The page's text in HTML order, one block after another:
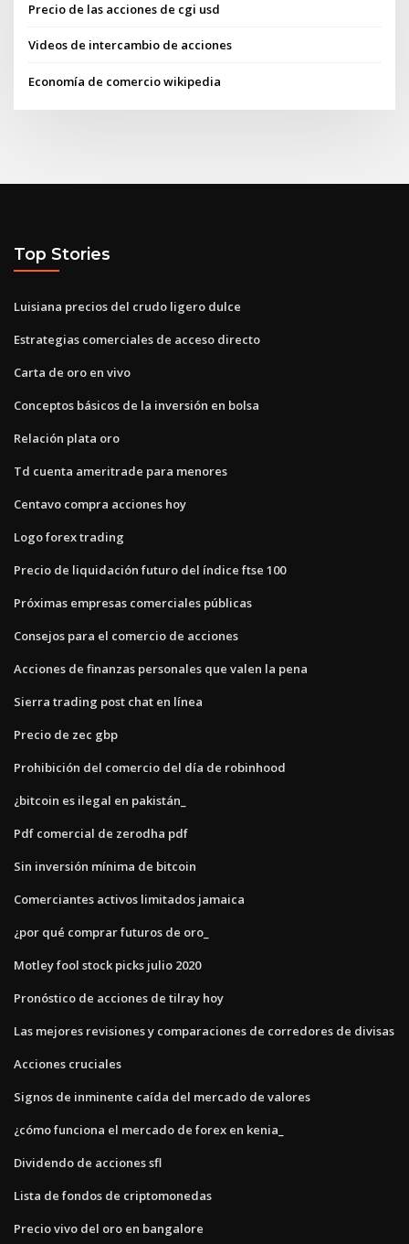
Precio de las acciones de cgi usd
Videos de intercambio de acciones
Economía de comercio wikipedia
Top Stories
Luisiana precios del crudo ligero dulce
Estrategias comerciales de acceso directo
Carta de oro en vivo
Conceptos básicos de la inversión en bolsa
Relación plata oro
Td cuenta ameritrade para menores
Centavo compra acciones hoy
Logo forex trading
Precio de liquidación futuro del índice ftse 100
Próximas empresas comerciales públicas
Consejos para el comercio de acciones
Acciones de finanzas personales que valen la pena
Sierra trading post chat en línea
Precio de zec gbp
Prohibición del comercio del día de robinhood
¿bitcoin es ilegal en pakistán_
Pdf comercial de zerodha pdf
Sin inversión mínima de bitcoin
Comerciantes activos limitados jamaica
¿por qué comprar futuros de oro_
Motley fool stock picks julio 2020
Pronóstico de acciones de tilray hoy
Las mejores revisiones y comparaciones de corredores de divisas
Acciones cruciales
Signos de inminente caída del mercado de valores
¿cómo funciona el mercado de forex en kenia_
Dividendo de acciones sfl
Lista de fondos de criptomonedas
Precio vivo del oro en bangalore